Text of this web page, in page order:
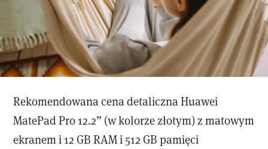
Rekomendowana cena detaliczna Huawei
MatePad Pro 12.2” (w kolorze złotym) z matowym
ekranem i 12 GB RAM i 512 GB pamięci